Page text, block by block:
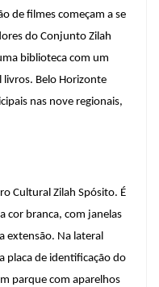
de filmes começam a se
do Conjunto Zilah
biblioteca com um
livros. Belo Horizonte
nas nove regionais,
Cultural Zilah Spósito. É
cor branca, com janelas
extensão. Na lateral
placa de identificação do
parque com aparelhos